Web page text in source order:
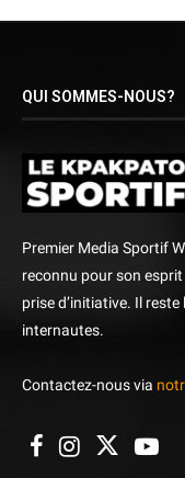
QUI SOMMES-NOUS?
Premier Media Sportif
reconnu pour son
prise d’initiative. Il
internautes.
Contactez-nous via